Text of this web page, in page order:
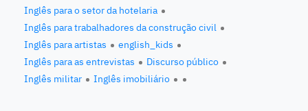
Inglês para o setor da hotelaria
Inglês para trabalhadores da construção civil
Inglês para artistas
english_kids
Inglês para as entrevistas
Discurso público
Inglês militar
Inglês imobiliário